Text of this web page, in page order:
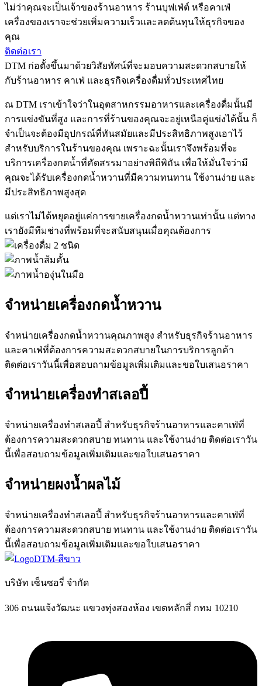
ไม่ว่าคุณจะเป็นเจ้าของร้านอาหาร ร้านบุฟเฟ่ต์ หรือคาเฟ่
เครื่องของเราจะช่วยเพิ่มความเร็วและลดต้นทุนให้ธุรกิจของ
คุณ
ติดต่อเรา
DTM ก่อตั้งขึ้นมาด้วยวิสัยทัศน์ที่จะมอบความสะดวกสบายให้
กับร้านอาหาร คาเฟ่ และธุรกิจเครื่องดื่มทั่วประเทศไทย
ณ DTM เราเข้าใจว่าในอุตสาหกรรมอาหารและเครื่องดื่มนั้นมี
การแข่งขันที่สูง และการที่ร้านของคุณจะอยู่เหนือคู่แข่งได้นั้น ก็
จำเป็นจะต้องมีอุปกรณ์ที่ทันสมัยและมีประสิทธิภาพสูงเอาไว้
สำหรับบริการในร้านของคุณ เพราะฉะนั้นเราจึงพร้อมที่จะ
บริการเครื่องกดน้ำที่คัดสรรมาอย่างพิถีพิถัน เพื่อให้มั่นใจว่ามี
คุณจะได้รับเครื่องกดน้ำหวานที่มีความทนทาน ใช้งานง่าย และ
มีประสิทธิภาพสูงสุด
แต่เราไม่ได้หยุดอยู่แค่การขายเครื่องกดน้ำหวานเท่านั้น แต่ทาง
เรายังมีทีมช่างที่พร้อมที่จะสนับสนุนเมื่อคุณต้องการ
จำหน่ายเครื่องกดน้ำหวาน
จำหน่ายเครื่องกดน้ำหวานคุณภาพสูง สำหรับธุรกิจร้านอาหาร
และคาเฟ่ที่ต้องการความสะดวกสบายในการบริการลูกค้า
ติดต่อเราวันนี้เพื่อสอบถามข้อมูลเพิ่มเติมและขอใบเสนอราคา
จำหน่ายเครื่องทำสเลอปี้
จำหน่ายเครื่องทำสเลอปี้ สำหรับธุรกิจร้านอาหารและคาเฟ่ที่
ต้องการความสะดวกสบาย ทนทาน และใช้งานง่าย ติดต่อเราวัน
นี้เพื่อสอบถามข้อมูลเพิ่มเติมและขอใบเสนอราคา
จำหน่ายผงน้ำผลไม้
จำหน่ายเครื่องทำสเลอปี้ สำหรับธุรกิจร้านอาหารและคาเฟ่ที่
ต้องการความสะดวกสบาย ทนทาน และใช้งานง่าย ติดต่อเราวัน
นี้เพื่อสอบถามข้อมูลเพิ่มเติมและขอใบเสนอราคา
บริษัท เซ็นซอรี่ จำกัด
306 ถนนแจ้งวัฒนะ แขวงทุ่งสองห้อง เขตหลักสี่ กทม 10210